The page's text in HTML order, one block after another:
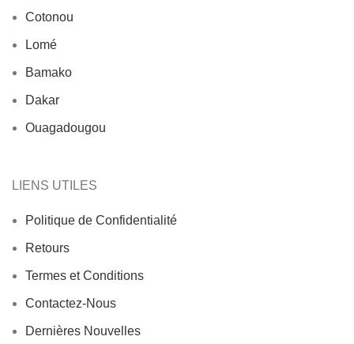
Cotonou
Lomé
Bamako
Dakar
Ouagadougou
LIENS UTILES
Politique de Confidentialité
Retours
Termes et Conditions
Contactez-Nous
Dernières Nouvelles